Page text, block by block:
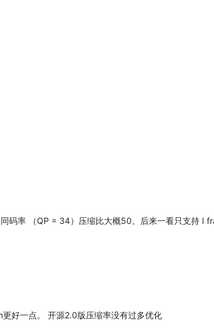
率 （QP = 34）压缩比大概50。后来一看只支持 I
好一点。 开源2.0版压缩率没有过多优化